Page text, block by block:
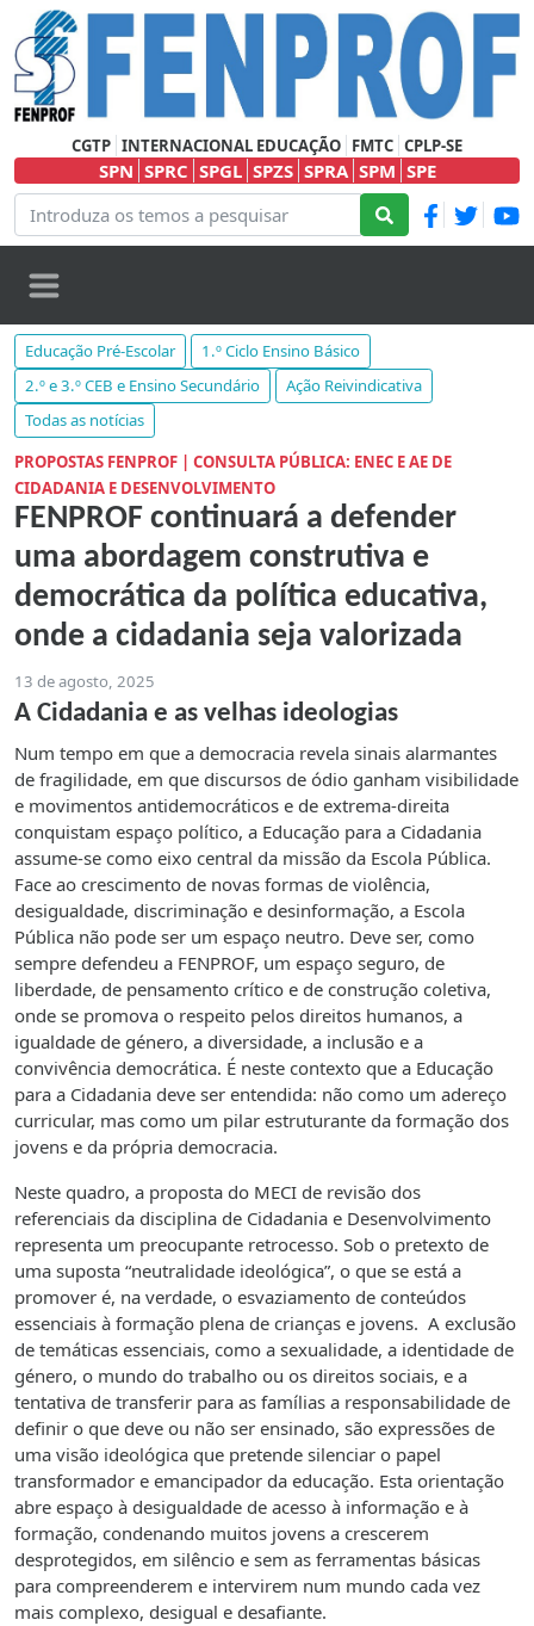
CGTP INTERNACIONAL EDUCAÇÃO FMTC CPLP-SE
SPN SPRC SPGL SPZS SPRA SPM SPE
Educação Pré-Escolar
1.º Ciclo Ensino Básico
2.º e 3.º CEB e Ensino Secundário
Ação Reivindicativa
Todas as notícias
PROPOSTAS FENPROF | CONSULTA PÚBLICA: ENEC E AE DE
CIDADANIA E DESENVOLVIMENTO
FENPROF continuará a defender
uma abordagem construtiva e
democrática da política educativa,
onde a cidadania seja valorizada
13 de agosto, 2025
A Cidadania e as velhas ideologias
Num tempo em que a democracia revela sinais alarmantes
de fragilidade, em que discursos de ódio ganham visibilidade
e movimentos antidemocráticos e de extrema-direita
conquistam espaço político, a Educação para a Cidadania
assume-se como eixo central da missão da Escola Pública.
Face ao crescimento de novas formas de violência,
desigualdade, discriminação e desinformação, a Escola
Pública não pode ser um espaço neutro. Deve ser, como
sempre defendeu a FENPROF, um espaço seguro, de
liberdade, de pensamento crítico e de construção coletiva,
onde se promova o respeito pelos direitos humanos, a
igualdade de género, a diversidade, a inclusão e a
convivência democrática. É neste contexto que a Educação
para a Cidadania deve ser entendida: não como um adereço
curricular, mas como um pilar estruturante da formação dos
jovens e da própria democracia.
Neste quadro, a proposta do MECI de revisão dos
referenciais da disciplina de Cidadania e Desenvolvimento
representa um preocupante retrocesso. Sob o pretexto de
uma suposta “neutralidade ideológica”, o que se está a
promover é, na verdade, o esvaziamento de conteúdos
essenciais à formação plena de crianças e jovens. A exclusão
de temáticas essenciais, como a sexualidade, a identidade de
género, o mundo do trabalho ou os direitos sociais, e a
tentativa de transferir para as famílias a responsabilidade de
definir o que deve ou não ser ensinado, são expressões de
uma visão ideológica que pretende silenciar o papel
transformador e emancipador da educação. Esta orientação
abre espaço à desigualdade de acesso à informação e à
formação, condenando muitos jovens a crescerem
desprotegidos, em silêncio e sem as ferramentas básicas
para compreenderem e intervirem num mundo cada vez
mais complexo, desigual e desafiante.